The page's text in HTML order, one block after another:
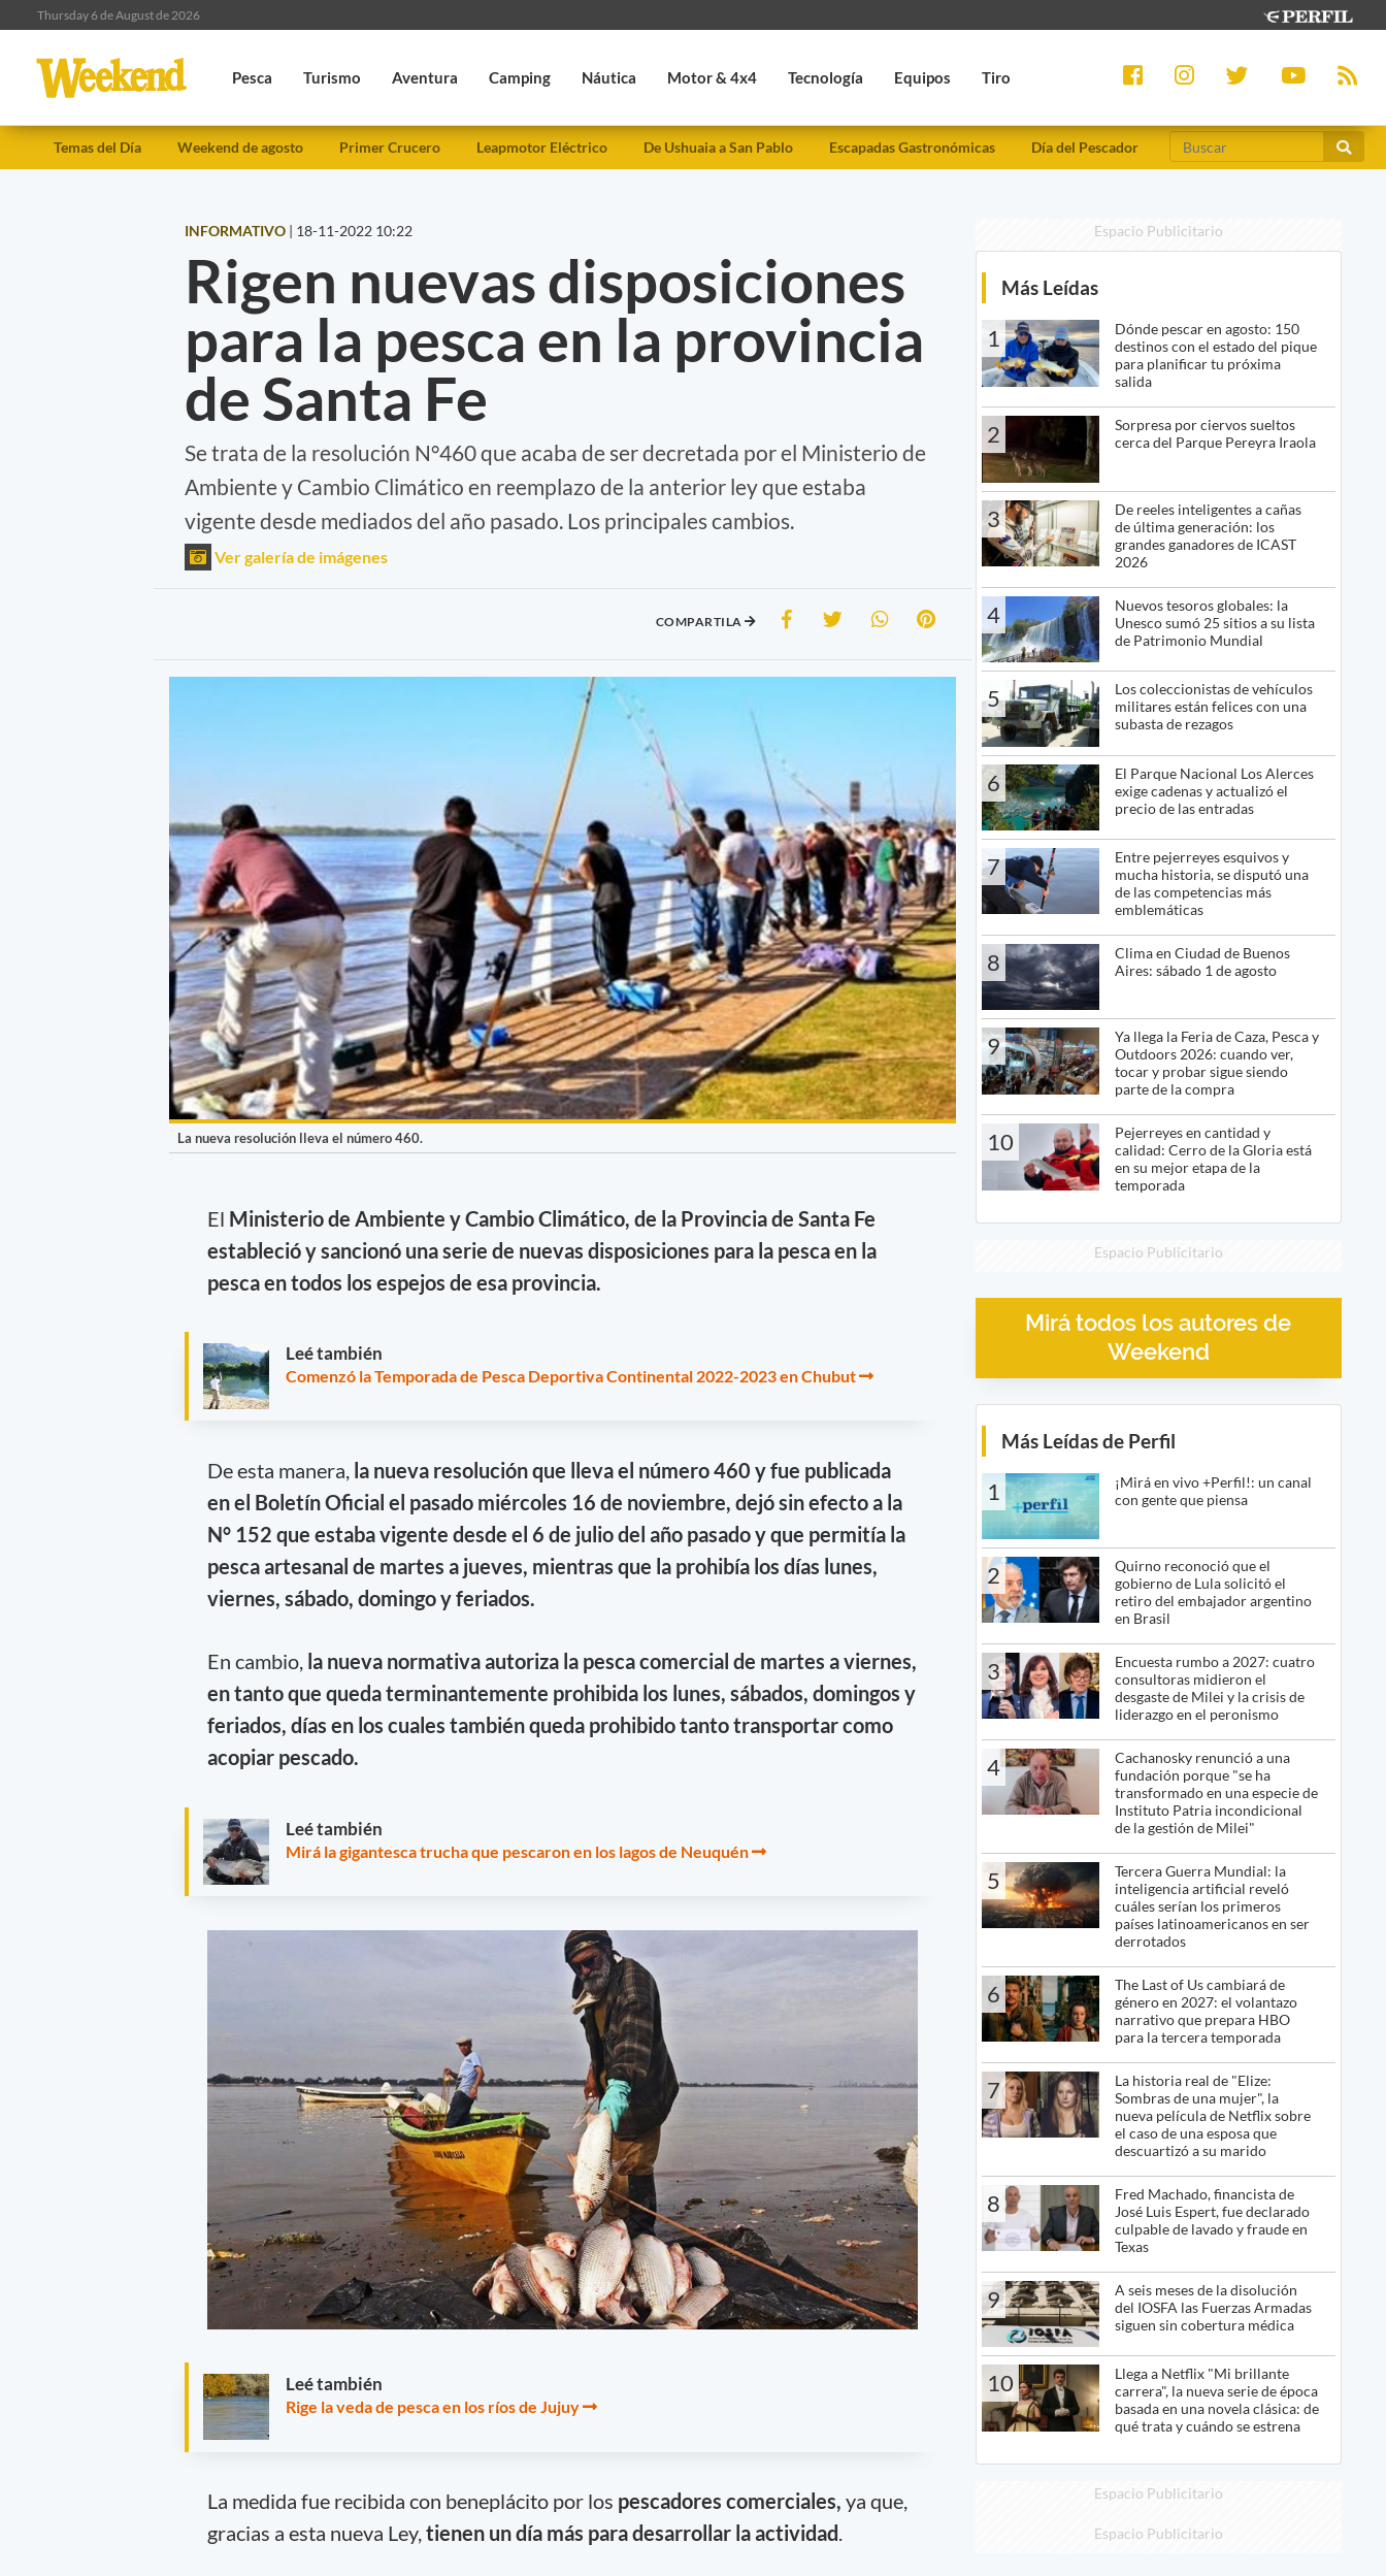
Thursday 6 de August de 2026
Pesca Turismo Aventura Camping Náutica Motor & 4x4 Tecnología Equipos Tiro
Temas del Día Weekend de agosto Primer Crucero Leapmotor Eléctrico De Ushuaia a San Pablo Escapadas Gastronómicas Día del Pescador
INFORMATIVO | 18-11-2022 10:22
Rigen nuevas disposiciones
para la pesca en la provincia
de Santa Fe
Se trata de la resolución N°460 que acaba de ser decretada por el Ministerio de
Ambiente y Cambio Climático en reemplazo de la anterior ley que estaba
vigente desde mediados del año pasado. Los principales cambios.
Ver galería de imágenes
COMPARTILA
La nueva resolución lleva el número 460.
El Ministerio de Ambiente y Cambio Climático, de la Provincia de Santa Fe
estableció y sancionó una serie de nuevas disposiciones para la pesca en la
pesca en todos los espejos de esa provincia.
Leé también
Comenzó la Temporada de Pesca Deportiva Continental 2022-2023 en Chubut
De esta manera, la nueva resolución que lleva el número 460 y fue publicada
en el Boletín Oficial el pasado miércoles 16 de noviembre, dejó sin efecto a la
N° 152 que estaba vigente desde el 6 de julio del año pasado y que permitía la
pesca artesanal de martes a jueves, mientras que la prohibía los días lunes,
viernes, sábado, domingo y feriados.
En cambio, la nueva normativa autoriza la pesca comercial de martes a viernes,
en tanto que queda terminantemente prohibida los lunes, sábados, domingos y
feriados, días en los cuales también queda prohibido tanto transportar como
acopiar pescado.
Leé también
Mirá la gigantesca trucha que pescaron en los lagos de Neuquén
Leé también
Rige la veda de pesca en los ríos de Jujuy
La medida fue recibida con beneplácito por los pescadores comerciales, ya que,
gracias a esta nueva Ley,tienen un día más para desarrollar la actividad.
Espacio Publicitario
Más Leídas
1
Dónde pescar en agosto: 150
destinos con el estado del pique
para planificar tu próxima
salida
2
Sorpresa por ciervos sueltos
cerca del Parque Pereyra Iraola
3
De reeles inteligentes a cañas
de última generación: los
grandes ganadores de ICAST
2026
4
Nuevos tesoros globales: la
Unesco sumó 25 sitios a su lista
de Patrimonio Mundial
5
Los coleccionistas de vehículos
militares están felices con una
subasta de rezagos
6
El Parque Nacional Los Alerces
exige cadenas y actualizó el
precio de las entradas
7
Entre pejerreyes esquivos y
mucha historia, se disputó una
de las competencias más
emblemáticas
8
Clima en Ciudad de Buenos
Aires: sábado 1 de agosto
9
Ya llega la Feria de Caza, Pesca y
Outdoors 2026: cuando ver,
tocar y probar sigue siendo
parte de la compra
10
Pejerreyes en cantidad y
calidad: Cerro de la Gloria está
en su mejor etapa de la
temporada
Espacio Publicitario
Mirá todos los autores de
Weekend
Más Leídas de Perfil
1
¡Mirá en vivo +Perfil!: un canal
con gente que piensa
2
Quirno reconoció que el
gobierno de Lula solicitó el
retiro del embajador argentino
en Brasil
3
Encuesta rumbo a 2027: cuatro
consultoras midieron el
desgaste de Milei y la crisis de
liderazgo en el peronismo
4
Cachanosky renunció a una
fundación porque "se ha
transformado en una especie de
Instituto Patria incondicional
de la gestión de Milei"
5
Tercera Guerra Mundial: la
inteligencia artificial reveló
cuáles serían los primeros
países latinoamericanos en ser
derrotados
6
The Last of Us cambiará de
género en 2027: el volantazo
narrativo que prepara HBO
para la tercera temporada
7
La historia real de "Elize:
Sombras de una mujer", la
nueva película de Netflix sobre
el caso de una esposa que
descuartizó a su marido
8
Fred Machado, financista de
José Luis Espert, fue declarado
culpable de lavado y fraude en
Texas
9
A seis meses de la disolución
del IOSFA las Fuerzas Armadas
siguen sin cobertura médica
10
Llega a Netflix "Mi brillante
carrera", la nueva serie de época
basada en una novela clásica: de
qué trata y cuándo se estrena
Espacio Publicitario
Espacio Publicitario